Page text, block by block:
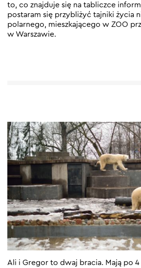
to, co znajduje się na tabliczce
postaram się przybliżyć tajniki życia
polarnego, mieszkającego w ZOO
w Warszawie.
Ali i Gregor to dwaj bracia. Mają po 4